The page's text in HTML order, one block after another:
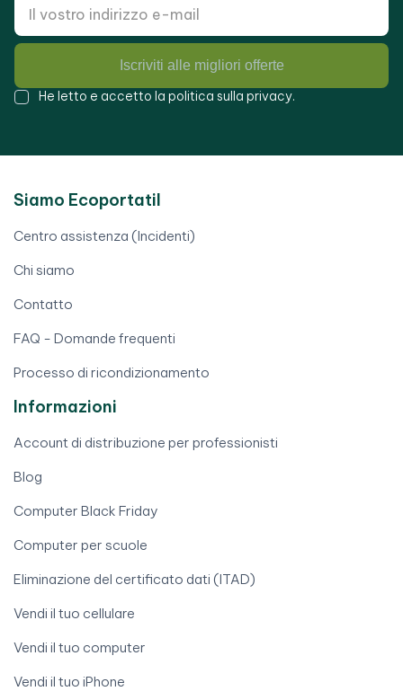
Iscriviti alle migliori offerte
He letto e accetto la politica sulla privacy.
Siamo Ecoportatil
Centro assistenza (Incidenti)
Chi siamo
Contatto
FAQ - Domande frequenti
Processo di ricondizionamento
Informazioni
Account di distribuzione per professionisti
Blog
Computer Black Friday
Computer per scuole
Eliminazione del certificato dati (ITAD)
Vendi il tuo cellulare
Vendi il tuo computer
Vendi il tuo iPhone